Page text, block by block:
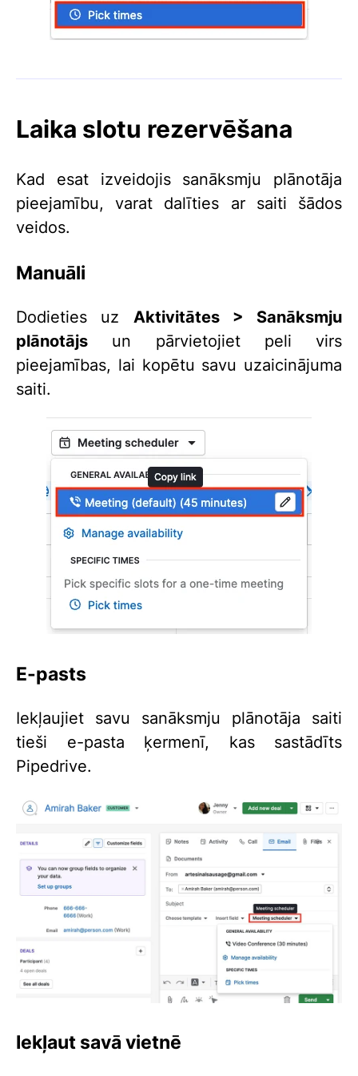
Laika slotu rezervēšana
Kad esat izveidojis sanāksmju plānotāja
pieejamību, varat dalīties ar saiti šādos
veidos.
Manuāli
Dodieties uz Aktivitātes > Sanāksmju
plānotājs un pārvietojiet peli virs
pieejamības, lai kopētu savu uzaicinājuma
saiti.
E-pasts
Iekļaujiet savu sanāksmju plānotāja saiti
tieši e-pasta ķermenī, kas sastādīts
Pipedrive.
Iekļaut savā vietnē